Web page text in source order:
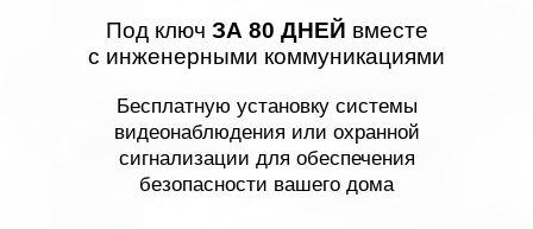
Под ключ ЗА 80 ДНЕЙ вместе
с инженерными коммуникациями
Бесплатную установку системы
видеонаблюдения или охранной
сигнализации для обеспечения
безопасности вашего дома